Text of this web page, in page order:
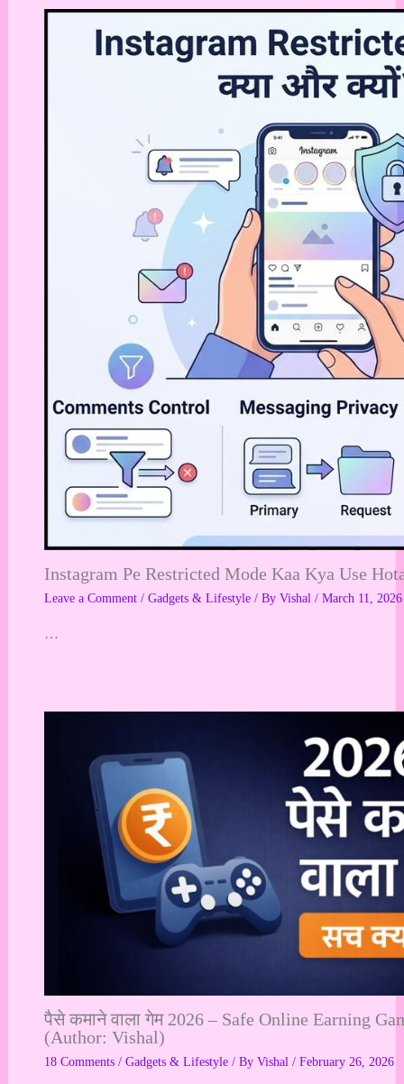
Instagram Pe Restricted Mode Kaa Kya Use
Leave a Comment / Gadgets & Lifestyle/ By Vishal / March 11, 2026
…
पैसे कमाने वाला गेम 2026 – Safe Online Earning
(Author: Vishal)
18 Comments / Gadgets & Lifestyle/ By Vishal / February 26, 2026